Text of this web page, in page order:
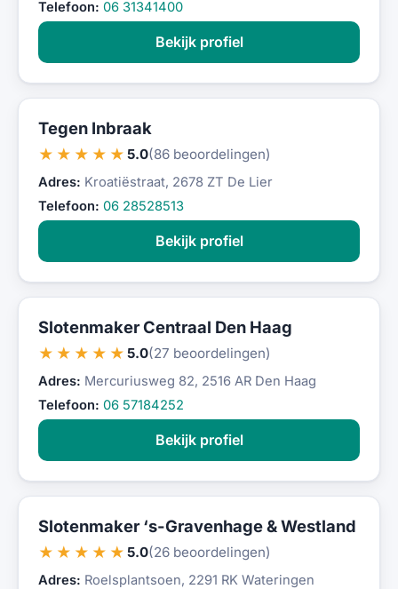
Telefoon: 06 31341400
Bekijk profiel
Tegen Inbraak
★★★★★ 5.0(86 beoordelingen)
Adres: Kroatiëstraat, 2678 ZT De Lier
Telefoon: 06 28528513
Bekijk profiel
Slotenmaker Centraal Den Haag
★★★★★ 5.0(27 beoordelingen)
Adres: Mercuriusweg 82, 2516 AR Den Haag
Telefoon: 06 57184252
Bekijk profiel
Slotenmaker ‘s-Gravenhage & Westland
★★★★★ 5.0(26 beoordelingen)
Adres: Roelsplantsoen, 2291 RK Wateringen